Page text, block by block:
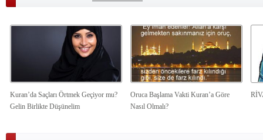
Kuran’da Saçları Örtmek Geçiyor mu?
Gelin Birlikte Düşünelim
Oruca Başlama Vakti Kuran’a Göre
Nasıl Olmalı?